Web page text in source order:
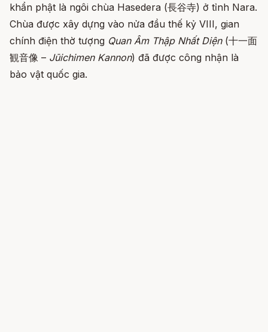
khẩn phật là ngôi chùa Hasedera (長谷寺) ở tỉnh Nara.
Chùa được xây dựng vào nửa đầu thế kỷ VIII, gian
chính điện thờ tượng Quan Âm Thập Nhất Diện(十一面
観音像 – Jūichimen Kannon) đã được công nhận là
bảo vật quốc gia.